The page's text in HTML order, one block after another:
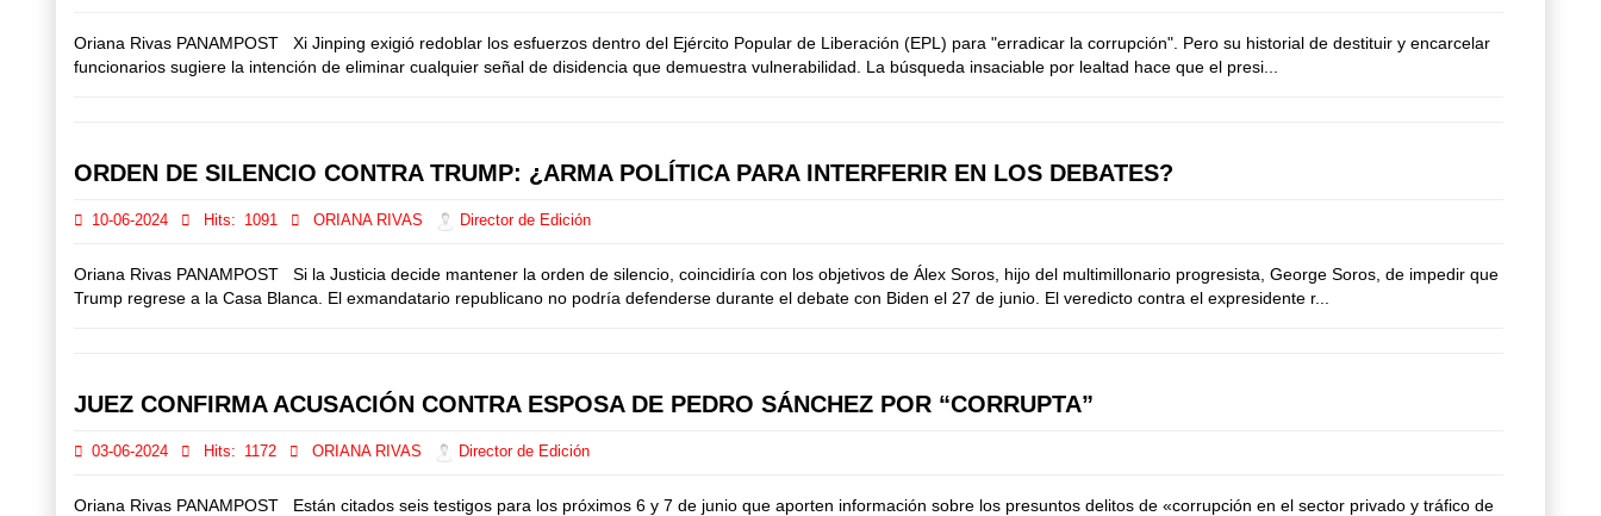
Oriana Rivas PANAMPOST Xi Jinping exigió redoblar los esfuerzos dentro del Ejército Popular de Liberación (EPL) para "erradicar la corrupción". Pero su historial de destituir y encarcelar
funcionarios sugiere la intención de eliminar cualquier señal de disidencia que demuestra vulnerabilidad. La búsqueda insaciable por lealtad hace que el presi...
ORDEN DE SILENCIO CONTRA TRUMP: ¿ARMA POLÍTICA PARA INTERFERIR EN LOS DEBATES?
10-06-2024 Hits: 1091 ORIANA RIVAS Director de Edición
Oriana Rivas PANAMPOST Si la Justicia decide mantener la orden de silencio, coincidiría con los objetivos de Álex Soros, hijo del multimillonario progresista, George Soros, de impedir que
Trump regrese a la Casa Blanca. El exmandatario republicano no podría defenderse durante el debate con Biden el 27 de junio. El veredicto contra el expresidente r...
JUEZ CONFIRMA ACUSACIÓN CONTRA ESPOSA DE PEDRO SÁNCHEZ POR “CORRUPTA”
03-06-2024 Hits: 1172 ORIANA RIVAS Director de Edición
Oriana Rivas PANAMPOST Están citados seis testigos para los próximos 6 y 7 de junio que aporten información sobre los presuntos delitos de «corrupción en el sector privado y tráfico de